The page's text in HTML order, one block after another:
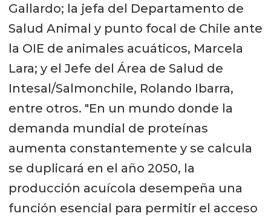
Gallardo; la jefa del Departamento de
Salud Animal y punto focal de Chile ante
la OIE de animales acuáticos, Marcela
Lara; y el Jefe del Área de Salud de
Intesal/Salmonchile, Rolando Ibarra,
entre otros. "En un mundo donde la
demanda mundial de proteínas
aumenta constantemente y se calcula
se duplicará en el año 2050, la
producción acuícola desempeña una
función esencial para permitir el acceso